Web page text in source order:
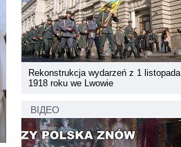
Rekonstrukcja wydarzeń z 1 listopada
1918 roku we Lwowie
ВІДЕО